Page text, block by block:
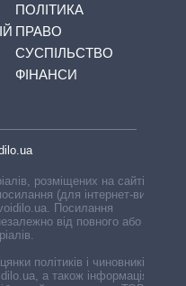
ПОЛІТИКА
ПРАВО
СУСПІЛЬСТВО
ФІНАНСИ
розміщених на сайті,
(для інтернет-видань
Посилання
від повного або
політиків і чиновників,
а також інформація про